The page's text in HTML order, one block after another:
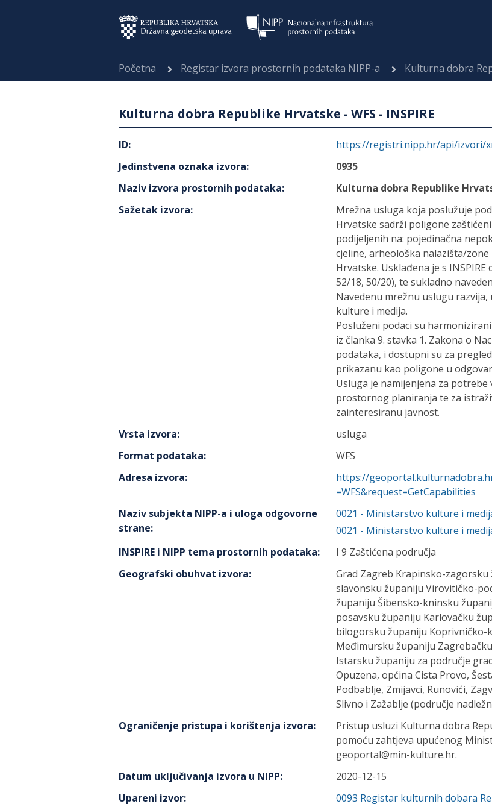
Početna Registar izvora prostornih podataka NIPP-a Kulturna dobra
Kulturna dobra Republike Hrvatske - WFS - INSPIRE
ID:
https://registri.nipp.hr/api/izvori/
Jedinstvena oznaka izvora:
0935
Naziv izvora prostornih podataka:
Kulturna dobra Republike
Sažetak izvora:
Mrežna usluga koja poslužuje
Hrvatske sadrži poligone
podijeljenih na: pojedinačna
cjeline, arheološka nalazišta/
Hrvatske. Usklađena je s
52/18, 50/20), te sukladno
Navedenu mrežnu uslugu
kulture i medija.
Posluženi podaci su
iz članka 9. stavka 1. Zakona o
podataka, i dostupni su za
prikazanu kao poligone u
Usluga je namijenjena za
prostornog planiranja te za
zainteresiranu javnost.
Vrsta izvora:
usluga
Format podataka:
WFS
Adresa izvora:
https://
=WFS&request=GetCapabilities
Naziv subjekta NIPP-a i uloga odgovorne
strane:
0021 - Ministarstvo kulture i
0021 - Ministarstvo kulture i
INSPIRE i NIPP tema prostornih podataka:
I 9 Zaštićena područja
Geografski obuhvat izvora:
Grad Zagreb Krapinsko-
slavonsku županiju Virovitičko-
županiju Šibensko-kninsku
posavsku županiju Karlovačku
bilogorsku županiju Koprivničko-
Međimursku županiju
Istarsku županiju za područje
Opuzena, općina Cista Provo,
Podbablje, Zmijavci, Runovići,
Slivno i Zažablje (područje
Ograničenje pristupa i korištenja izvora:
Pristup usluzi Kulturna dobra
pomoću zahtjeva upućenog
geoportal@min-kulture.hr.
Datum uključivanja izvora u NIPP:
2020-12-15
Upareni izvor: 0093 Registar kulturnih dobara